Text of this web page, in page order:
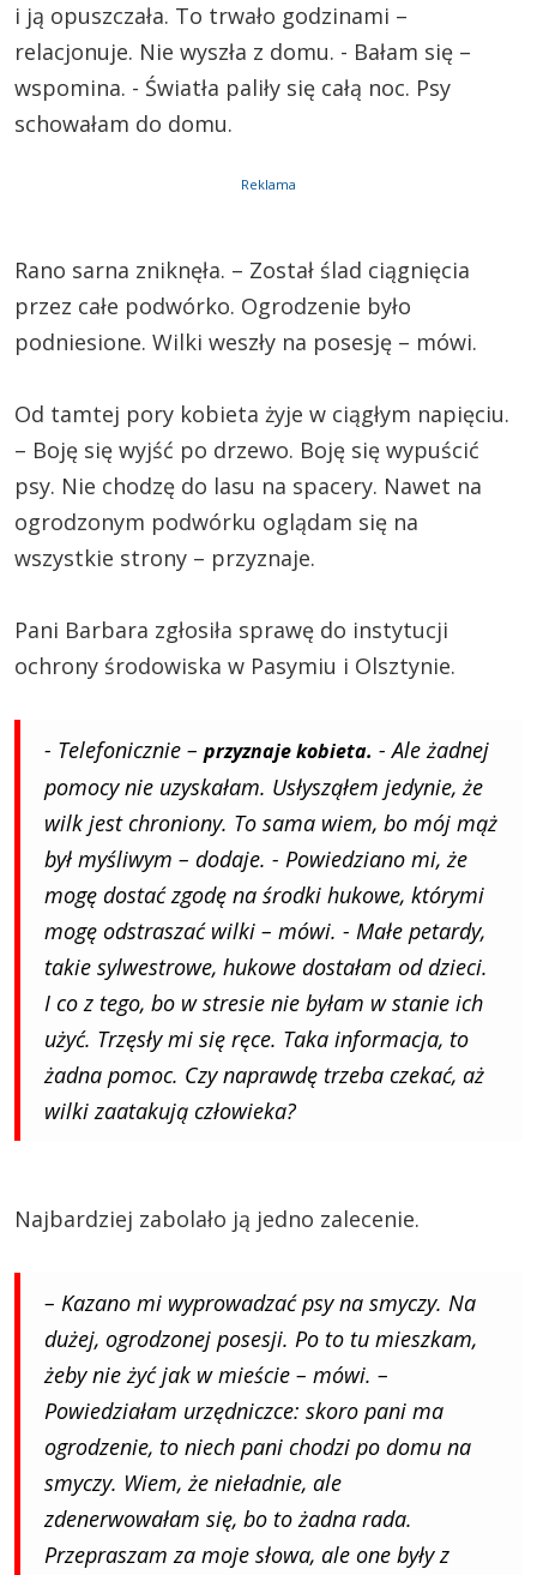
i ją opuszczała. To trwało godzinami –
relacjonuje. Nie wyszła z domu. - Bałam się –
wspomina. - Światła paliły się całą noc. Psy
schowałam do domu.
Reklama
Rano sarna zniknęła. – Został ślad ciągnięcia
przez całe podwórko. Ogrodzenie było
podniesione. Wilki weszły na posesję – mówi.
Od tamtej pory kobieta żyje w ciągłym napięciu.
– Boję się wyjść po drzewo. Boję się wypuścić
psy. Nie chodzę do lasu na spacery. Nawet na
ogrodzonym podwórku oglądam się na
wszystkie strony – przyznaje.
Pani Barbara zgłosiła sprawę do instytucji
ochrony środowiska w Pasymiu i Olsztynie.
- Telefonicznie – przyznaje kobieta. - Ale żadnej
pomocy nie uzyskałam. Usłysząłem jedynie, że
wilk jest chroniony. To sama wiem, bo mój mąż
był myśliwym – dodaje. - Powiedziano mi, że
mogę dostać zgodę na środki hukowe, którymi
mogę odstraszać wilki – mówi. - Małe petardy,
takie sylwestrowe, hukowe dostałam od dzieci.
I co z tego, bo w stresie nie byłam w stanie ich
użyć. Trzęsły mi się ręce. Taka informacja, to
żadna pomoc. Czy naprawdę trzeba czekać, aż
wilki zaatakują człowieka?
Najbardziej zabolało ją jedno zalecenie.
– Kazano mi wyprowadzać psy na smyczy. Na
dużej, ogrodzonej posesji. Po to tu mieszkam,
żeby nie żyć jak w mieście – mówi. –
Powiedziałam urzędniczce: skoro pani ma
ogrodzenie, to niech pani chodzi po domu na
smyczy. Wiem, że nieładnie, ale
zdenerwowałam się, bo to żadna rada.
Przepraszam za moje słowa, ale one były z